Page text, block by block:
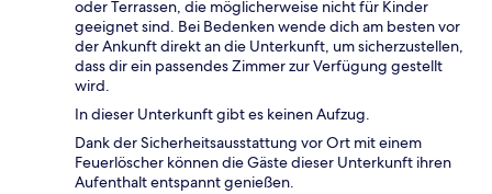
oder Terrassen, die möglicherweise nicht für Kinder
geeignet sind. Bei Bedenken wende dich am besten vor
der Ankunft direkt an die Unterkunft, um sicherzustellen,
dass dir ein passendes Zimmer zur Verfügung gestellt
wird.
In dieser Unterkunft gibt es keinen Aufzug.
Dank der Sicherheitsausstattung vor Ort mit einem
Feuerlöscher können die Gäste dieser Unterkunft ihren
Aufenthalt entspannt genießen.